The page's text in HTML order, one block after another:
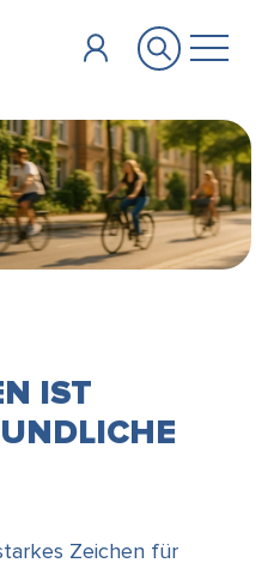
IST
Zeichen für